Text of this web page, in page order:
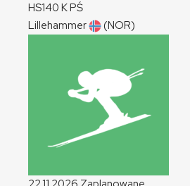
HS140 KPŚ
Lillehammer
(NOR)